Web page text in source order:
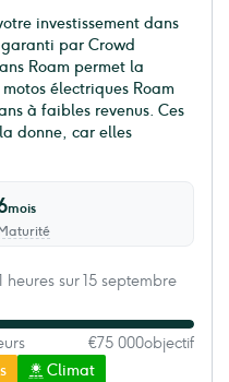
investissement dans
par Crowd
Roam permet la
électriques Roam
à faibles revenus. Ces
donne, car elles
mois
Maturité
Climat
heures sur 15 septembre
€75 000objectif